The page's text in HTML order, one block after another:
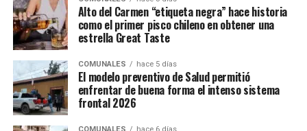
Alto del Carmen “etiqueta negra” hace historia
como el primer pisco chileno en obtener una
estrella Great Taste
COMUNALES hace 5 días
El modelo preventivo de Salud permitió
enfrentar de buena forma el intenso sistema
frontal 2026